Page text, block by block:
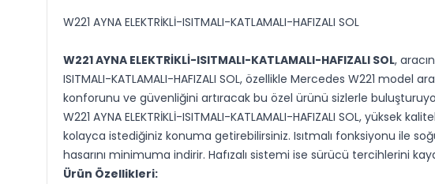
W221 AYNA ELEKTRİKLİ-ISITMALI-KATLAMALI-HAFIZALI SOL
W221 AYNA ELEKTRİKLİ-ISITMALI-KATLAMALI-HAFIZALI SOL,
ISITMALI-KATLAMALI-HAFIZALI SOL, özellikle Mercedes W221
konforunu ve güvenliğini artıracak bu özel ürünü sizlerle
W221 AYNA ELEKTRİKLİ-ISITMALI-KATLAMALI-HAFIZALI SOL,
kolayca istediğiniz konuma getirebilirsiniz. Isıtmalı fonksiyonu ile
hasarını minimuma indirir. Hafızalı sistemi ise sürücü tercihlerini
Ürün Özellikleri: